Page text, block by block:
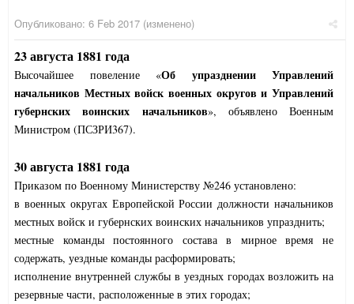
Опубликовано: 6 Feb 2017 (изменено)
23 августа 1881 года
Высочайшее повеление «Об упразднении Управлений
начальников Местных войск военных округов и Управлений
губернских воинских начальников», объявлено Военным
Министром (ПСЗРИ367).
30 августа 1881 года
Приказом по Военному Министерству №246 установлено:
в военных округах Европейской России должности начальников
местных войск и губернских воинских начальников упразднить;
местные команды постоянного состава в мирное время не
содержать, уездные команды расформировать;
исполнение внутренней службы в уездных городах возложить на
резервные части, расположенные в этих городах;